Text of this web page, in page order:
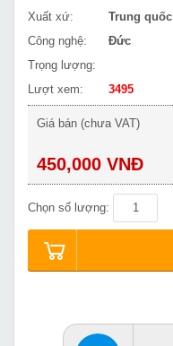
Xuất xứ:
Trung quốc
Công nghệ:
Đức
Trọng lượng:
Lượt xem:
3495
Giá bán (chưa VAT)
450,000 VNĐ
Chọn số lượng: